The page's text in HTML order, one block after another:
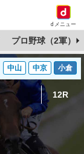
dメニュー
プロ野球（2軍）
中山 中京 小倉
12R